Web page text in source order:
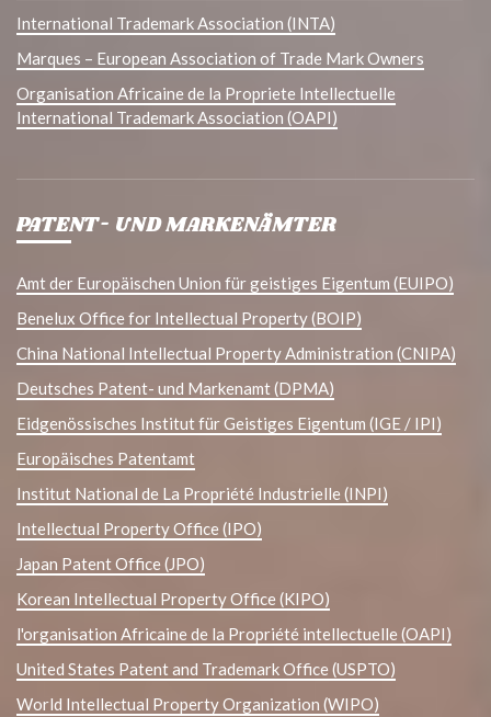
International Trademark Association (INTA)
Marques – European Association of Trade Mark Owners
Organisation Africaine de la Propriete Intellectuelle
International Trademark Association (OAPI)
PATENT- UND MARKENÄMTER
Amt der Europäischen Union für geistiges Eigentum (EUIPO)
Benelux Office for Intellectual Property (BOIP)
China National Intellectual Property Administration (CNIPA)
Deutsches Patent- und Markenamt (DPMA)
Eidgenössisches Institut für Geistiges Eigentum (IGE / IPI)
Europäisches Patentamt
Institut National de La Propriété Industrielle (INPI)
Intellectual Property Office (IPO)
Japan Patent Office (JPO)
Korean Intellectual Property Office (KIPO)
l'organisation Africaine de la Propriété intellectuelle (OAPI)
United States Patent and Trademark Office (USPTO)
World Intellectual Property Organization (WIPO)